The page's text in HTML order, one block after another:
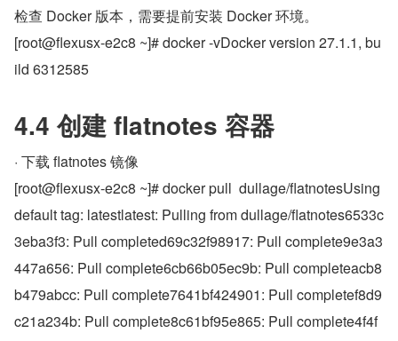
检查 Docker 版本，需要提前安装 Docker 环境。
[root@flexusx-e2c8 ~]# docker -vDocker version 27.1.1, bu
ild 6312585
4.4 创建 flatnotes 容器
· 下载 flatnotes 镜像
[root@flexusx-e2c8 ~]# docker pull  dullage/flatnotesUsing
default tag: latestlatest: Pulling from dullage/flatnotes6533c
3eba3f3: Pull completed69c32f98917: Pull complete9e3a3
447a656: Pull complete6cb66b05ec9b: Pull completeacb8
b479abcc: Pull complete7641bf424901: Pull completef8d9
c21a234b: Pull complete8c61bf95e865: Pull complete4f4f